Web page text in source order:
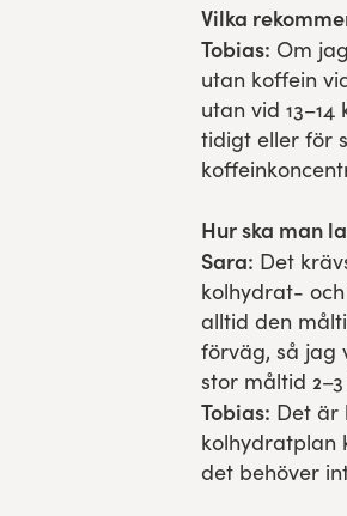
Vilka
Tobias: Om
utan koffein
utan vid
tidigt eller för
Hur ska man
Sara: Det
kolhydrat-
alltid den
förväg, så jag
stor måltid
Tobias: Det är
kolhydratplan
det behöver